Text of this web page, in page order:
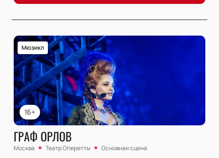
16+
Мюзикл
ГРАФ ОРЛОВ
Москва Театр Оперетты Основная сцена